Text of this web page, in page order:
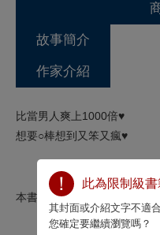
故事簡介
作家介紹
比當男人爽上1000倍♥
想要○棒想到又笨又瘋♥
本書無修正！
此為限制級書
其封面或介紹文字不適
您確定要繼續瀏覽嗎？